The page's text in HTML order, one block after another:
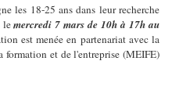
les 18-25 ans dans leur recherche
lemercredi 7 mars de 10h à 17h au
est menée en partenariat avec la
et de l'entreprise (MEIFE)